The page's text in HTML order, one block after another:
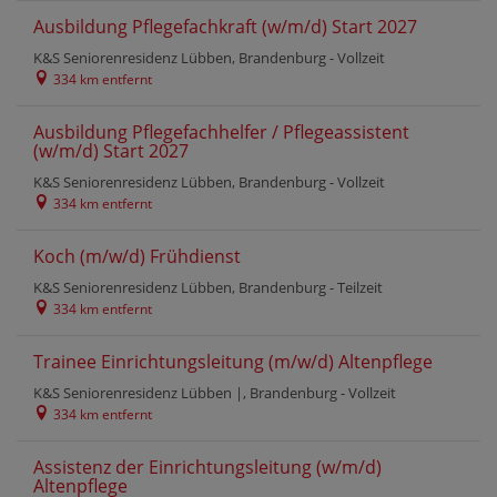
Ausbildung Pflegefachkraft (w/m/d) Start 2027
K&S Seniorenresidenz Lübben, Brandenburg -Vollzeit
334 km entfernt
Ausbildung Pflegefachhelfer / Pflegeassistent
(w/m/d) Start 2027
K&S Seniorenresidenz Lübben, Brandenburg -Vollzeit
334 km entfernt
Koch (m/w/d) Frühdienst
K&S Seniorenresidenz Lübben, Brandenburg -Teilzeit
334 km entfernt
Trainee Einrichtungsleitung (m/w/d) Altenpflege
K&S Seniorenresidenz Lübben |, Brandenburg -Vollzeit
334 km entfernt
Assistenz der Einrichtungsleitung (w/m/d)
Altenpflege